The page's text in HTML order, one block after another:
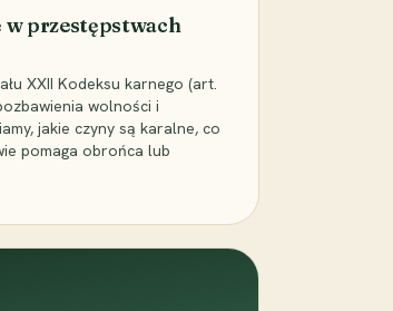
w przestępstwach
XXII Kodeksu karnego (art.
wolności i
jakie czyny są karalne, co
pomaga obrońca lub